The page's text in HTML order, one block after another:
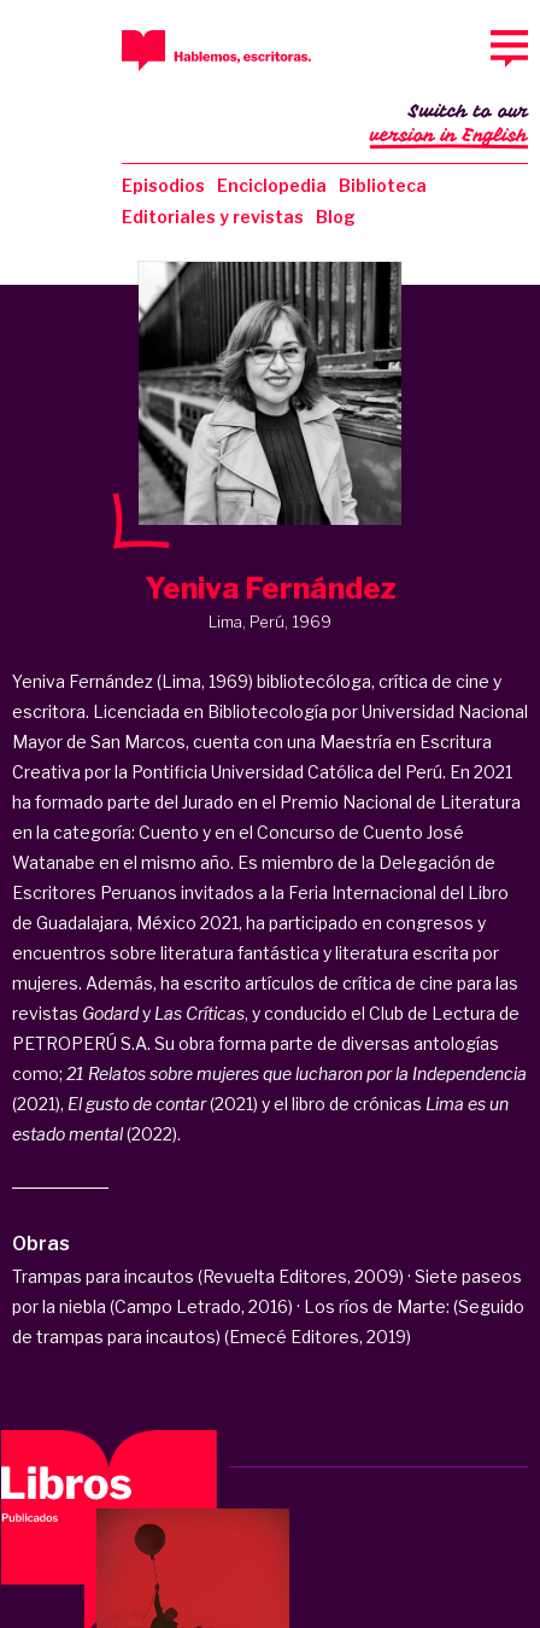
Episodios Enciclopedia
Biblioteca
Editoriales y revistas
Blog
Switch to our
version in English
Yeniva Fernández
Lima, Perú, 1969
Yeniva Fernández (Lima, 1969) bibliotecóloga, crítica de cine y
escritora. Licenciada en Bibliotecología por Universidad Nacional
Mayor de San Marcos, cuenta con una Maestría en Escritura
Creativa por la Pontificia Universidad Católica del Perú. En 2021
ha formado parte del Jurado en el Premio Nacional de Literatura
en la categoría: Cuento y en el Concurso de Cuento José
Watanabe en el mismo año. Es miembro de la Delegación de
Escritores Peruanos invitados a la Feria Internacional del Libro
de Guadalajara, México 2021, ha participado en congresos y
encuentros sobre literatura fantástica y literatura escrita por
mujeres. Además, ha escrito artículos de crítica de cine para las
revistas Godardy Las Críticas, y conducido el Club de Lectura de
PETROPERÚ S.A. Su obra forma parte de diversas antologías
como; 21 Relatos sobre mujeres que lucharon por la Independencia
(2021), El gusto de contar(2021) y el libro de crónicas Lima es un
estado mental(2022).
Obras
Trampas para incautos (Revuelta Editores, 2009) · Siete paseos
por la niebla (Campo Letrado, 2016) · Los ríos de Marte: (Seguido
de trampas para incautos) (Emecé Editores, 2019)